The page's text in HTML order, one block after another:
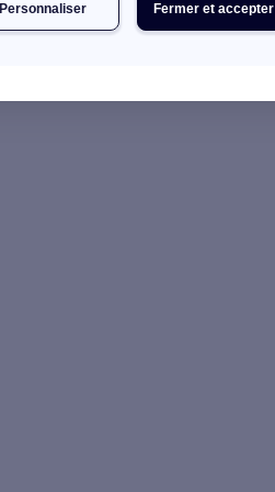
Fermer et accepter
Personnaliser